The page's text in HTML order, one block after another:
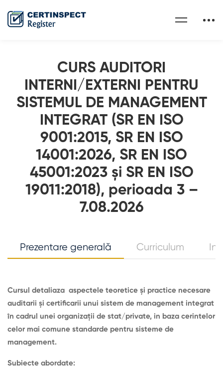
CURS AUDITORI
INTERNI/EXTERNI PENTRU
SISTEMUL DE MANAGEMENT
INTEGRAT (SR EN ISO
9001:2015, SR EN ISO
14001:2026, SR EN ISO
45001:2023 și SR EN ISO
19011:2018), perioada 3 –
7.08.2026
Prezentare generală Curriculum
Cursul detaliaza aspectele teoretice şi practice necesare
auditarii şi certificarii unui sistem de management integrat
în cadrul unei organizaţii de stat/private, in baza cerintelor
celor mai comune standarde pentru sisteme de
management.
Subiecte abordate: